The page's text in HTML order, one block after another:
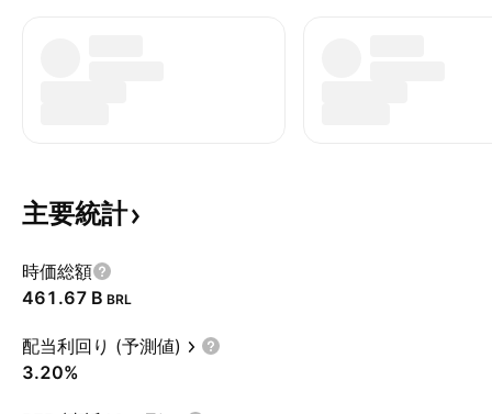
主要統計
時価総額
‪461.67 B‬ BRL
配当利回り (予測値)
3.20%